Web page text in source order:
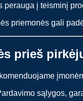
perauga į teisminį
priemonės gali
prieš
sąlygos,